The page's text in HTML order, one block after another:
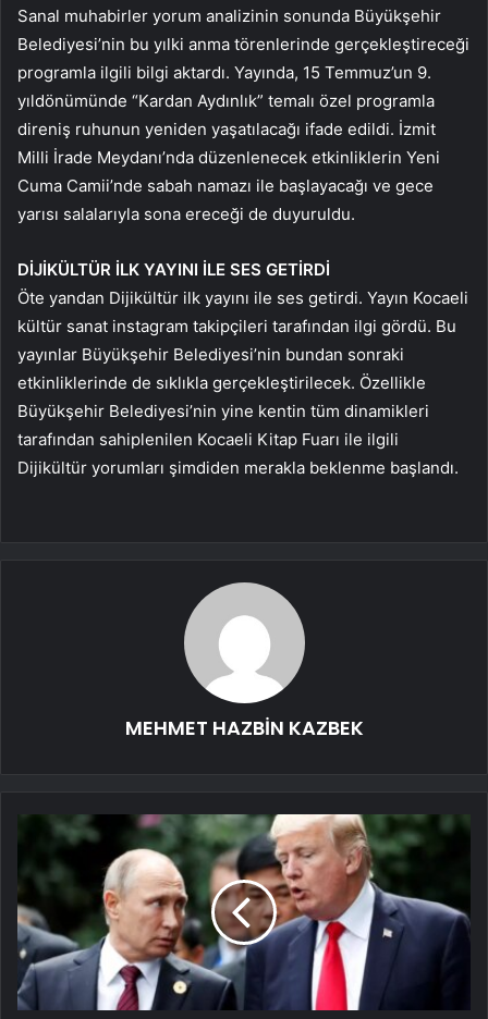
Sanal muhabirler yorum analizinin sonunda Büyükşehir
Belediyesi’nin bu yılki anma törenlerinde gerçekleştireceği
programla ilgili bilgi aktardı. Yayında, 15 Temmuz’un 9.
yıldönümünde “Kardan Aydınlık” temalı özel programla
direniş ruhunun yeniden yaşatılacağı ifade edildi. İzmit
Milli İrade Meydanı’nda düzenlenecek etkinliklerin Yeni
Cuma Camii’nde sabah namazı ile başlayacağı ve gece
yarısı salalarıyla sona ereceği de duyuruldu.
DİJİKÜLTÜR İLK YAYINI İLE SES GETİRDİ
Öte yandan Dijikültür ilk yayını ile ses getirdi. Yayın Kocaeli
kültür sanat instagram takipçileri tarafından ilgi gördü. Bu
yayınlar Büyükşehir Belediyesi’nin bundan sonraki
etkinliklerinde de sıklıkla gerçekleştirilecek. Özellikle
Büyükşehir Belediyesi’nin yine kentin tüm dinamikleri
tarafından sahiplenilen Kocaeli Kitap Fuarı ile ilgili
Dijikültür yorumları şimdiden merakla beklenme başlandı.
MEHMET HAZBİN KAZBEK